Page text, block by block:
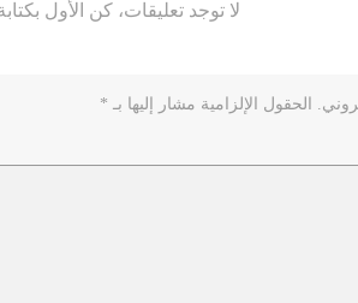
لا توجد تعليقات، كن الأول
الحقول الإلزامية مشار إليها بـ *